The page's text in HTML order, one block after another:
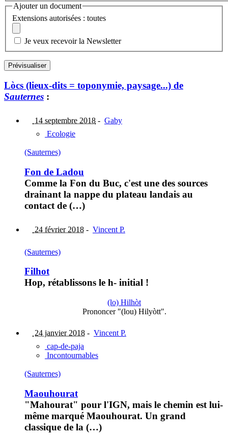
Ajouter un document
Extensions autorisées : toutes
Je veux recevoir la Newsletter
Lòcs (lieux-dits = toponymie, paysage...) de
Sauternes :
14 septembre 2018 - Gaby
Ecologie
(Sauternes)
Fon de Ladou
Comme la Fon du Buc, c'est une des sources
drainant la nappe du plateau landais au
contact de (…)
24 février 2018 - Vincent P.
(Sauternes)
Filhot
Hop, rétablissons le h- initial !
(lo) Hilhòt
Prononcer "(lou) Hilyòtt".
24 janvier 2018 - Vincent P.
cap-de-paja
Incontournables
(Sauternes)
Maouhourat
"Mahourat" pour l'IGN, mais le chemin est lui-
même marqué Maouhourat. Un grand
classique de la (…)